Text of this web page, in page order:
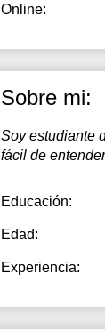
Online:
Sobre mi:
Soy estudiante
fácil de
Educación:
Edad:
Experiencia: